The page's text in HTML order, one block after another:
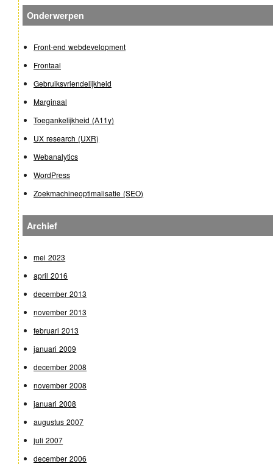
Onderwerpen
Front-end webdevelopment
Frontaal
Gebruiksvriendelijkheid
Marginaal
Toegankelijkheid (A11y)
UX research (UXR)
Webanalytics
WordPress
Zoekmachineoptimalisatie (SEO)
Archief
mei 2023
april 2016
december 2013
november 2013
februari 2013
januari 2009
december 2008
november 2008
januari 2008
augustus 2007
juli 2007
december 2006